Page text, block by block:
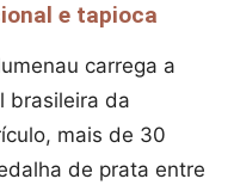
e tapioca
carrega a
brasileira da
mais de 30
de prata entre